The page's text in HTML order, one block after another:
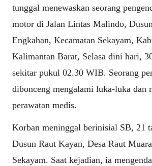
tunggal menewaskan seorang
motor di Jalan Lintas Malindo,
Engkahan, Kecamatan Sekayam,
Kalimantan Barat, Selasa dini hari,
sekitar pukul 02.30 WIB. Seorang
dibonceng mengalami luka-luka dan
perawatan medis.
Korban meninggal berinisial SB, 21
Dusun Raut Kayan, Desa Raut
Sekayam. Saat kejadian, ia